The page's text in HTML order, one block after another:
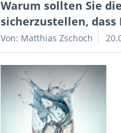
Warum sollten Sie
sicherzustellen,
Von: Matthias Zschoch